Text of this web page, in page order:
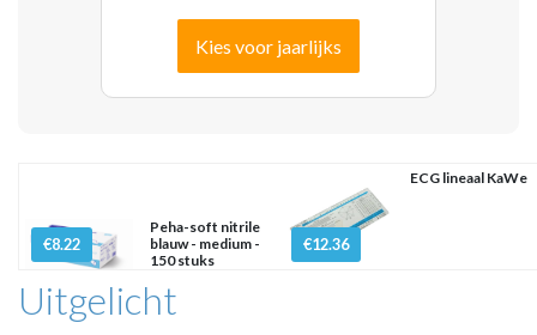
Kies voor jaarlijks
€8.22
Peha-soft nitrile
blauw - medium -
150 stuks
€12.36
ECG lineaal KaWe
Uitgelicht